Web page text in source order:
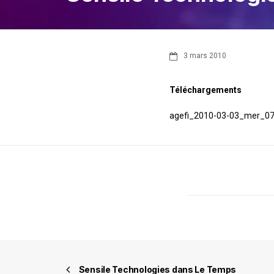
3 mars 2010
Téléchargements
agefi_2010-03-
Sensile Technologies dans Le Temps